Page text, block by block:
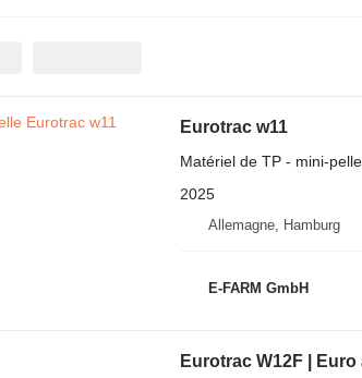
Eurotrac w11
Matériel de TP - mini-pelle
2025
Allemagne, Hamburg
E-FARM GmbH
Eurotrac W12F |